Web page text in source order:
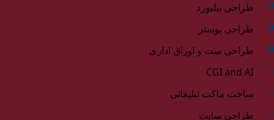
طراحی بیلبورد
طراحی پوستر
طراحی ست و اوراق اداری
CGI and AI
ساخت ماکت تبلیغاتی
طراحی سایت